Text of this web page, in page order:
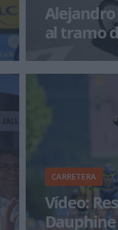
al tramo
Dauphine
Valverde, 19º
por sus
CARRETERA
Vídeo:
Dauphine